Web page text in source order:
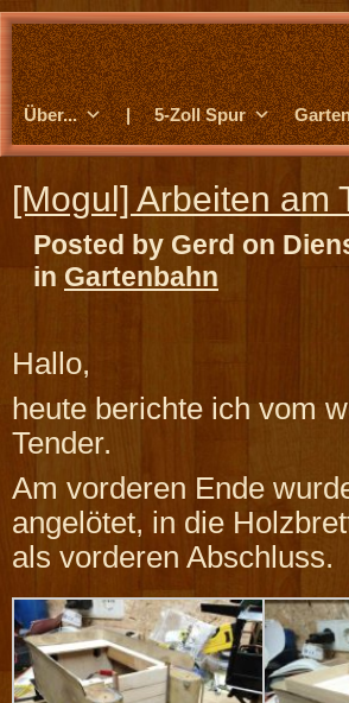
Über... | 5-Zoll Spur
[Mogul] Arbeiten am
Posted by Gerd on
in Gartenbahn
Hallo,
heute berichte ich vom
Tender.
Am vorderen Ende
angelötet, in die
als vorderen Abschluss.